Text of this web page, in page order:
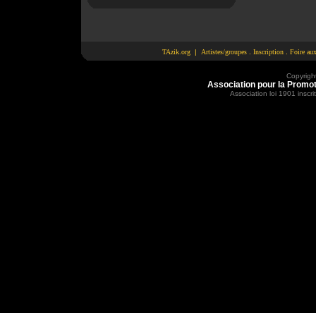
TAzik.org | Artistes/groupes . Inscription . Foire
Association pour la
Association loi 1901